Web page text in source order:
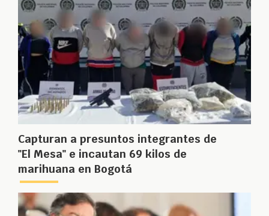
Capturan a presuntos integrantes de
"El Mesa" e incautan 69 kilos de
marihuana en Bogotá